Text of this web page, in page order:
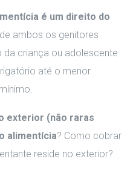
é um direito do
ambos os genitores
criança ou adolescente
até o menor
exterior (não raras
alimentícia? Como cobrar
reside no exterior?